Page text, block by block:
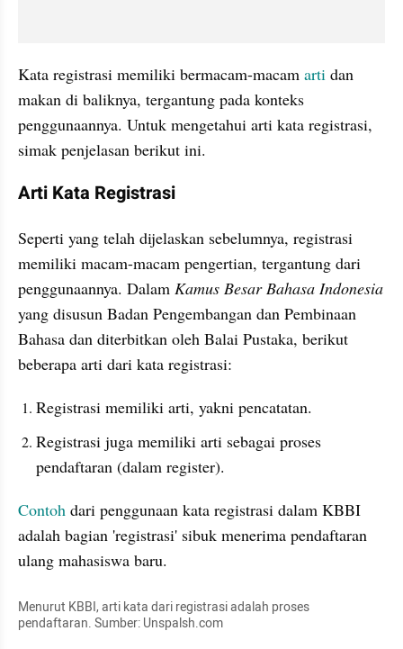
Kata registrasi memiliki bermacam-macam arti dan
makan di baliknya, tergantung pada konteks
penggunaannya. Untuk mengetahui arti kata registrasi,
simak penjelasan berikut ini.
Arti Kata Registrasi
Seperti yang telah dijelaskan sebelumnya, registrasi
memiliki macam-macam pengertian, tergantung dari
penggunaannya. Dalam
yang disusun Badan Pengembangan dan Pembinaan
Bahasa dan diterbitkan oleh Balai Pustaka, berikut
beberapa arti dari kata registrasi:
Registrasi memiliki arti, yakni pencatatan.
Registrasi juga memiliki arti sebagai proses
pendaftaran (dalam register).
Contoh dari penggunaan kata registrasi dalam KBBI
adalah bagian 'registrasi' sibuk menerima pendaftaran
ulang mahasiswa baru.
Menurut KBBI, arti kata dari registrasi adalah proses
pendaftaran. Sumber: Unspalsh.com